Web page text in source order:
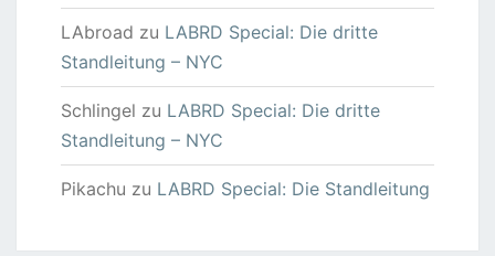
LAbroad zu LABRD Special: Die dritte
Standleitung – NYC
Schlingel zu LABRD Special: Die dritte
Standleitung – NYC
Pikachu zu LABRD Special: Die Standleitung